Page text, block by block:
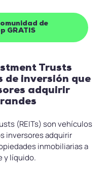
de
GRATIS
Trusts
de inversión que
adquirir
(REITs) son vehículos
inversores adquirir
inmobiliarias a
y líquido.